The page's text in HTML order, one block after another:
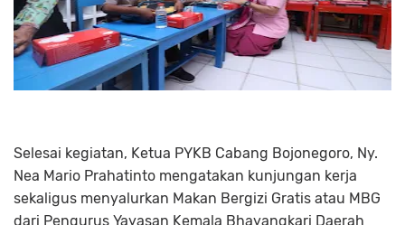
Selesai kegiatan, Ketua PYKB Cabang Bojonegoro, Ny.
Nea Mario Prahatinto mengatakan kunjungan kerja
sekaligus menyalurkan Makan Bergizi Gratis atau MBG
dari Pengurus Yayasan Kemala Bhayangkari Daerah